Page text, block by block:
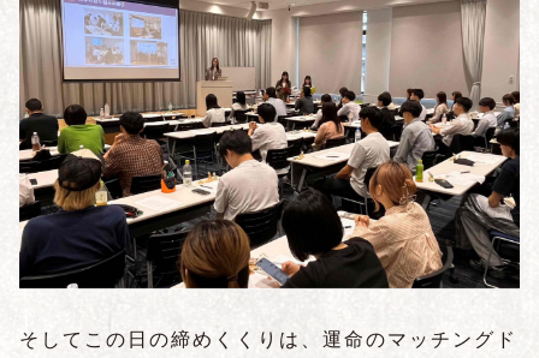
そしてこの日の締めくくりは、運命のマッチングド